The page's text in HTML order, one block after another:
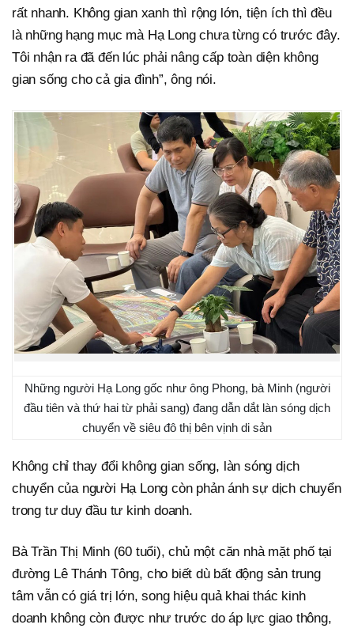
rất nhanh. Không gian xanh thì rộng lớn, tiện ích thì đều
là những hạng mục mà Hạ Long chưa từng có trước đây.
Tôi nhận ra đã đến lúc phải nâng cấp toàn diện không
gian sống cho cả gia đình”, ông nói.
Những người Hạ Long gốc như ông Phong, bà Minh (người
đầu tiên và thứ hai từ phải sang) đang dẫn dắt làn sóng dịch
chuyển về siêu đô thị bên vịnh di sản
Không chỉ thay đổi không gian sống, làn sóng dịch
chuyển của người Hạ Long còn phản ánh sự dịch chuyển
trong tư duy đầu tư kinh doanh.
Bà Trần Thị Minh (60 tuổi), chủ một căn nhà mặt phố tại
đường Lê Thánh Tông, cho biết dù bất động sản trung
tâm vẫn có giá trị lớn, song hiệu quả khai thác kinh
doanh không còn được như trước do áp lực giao thông,